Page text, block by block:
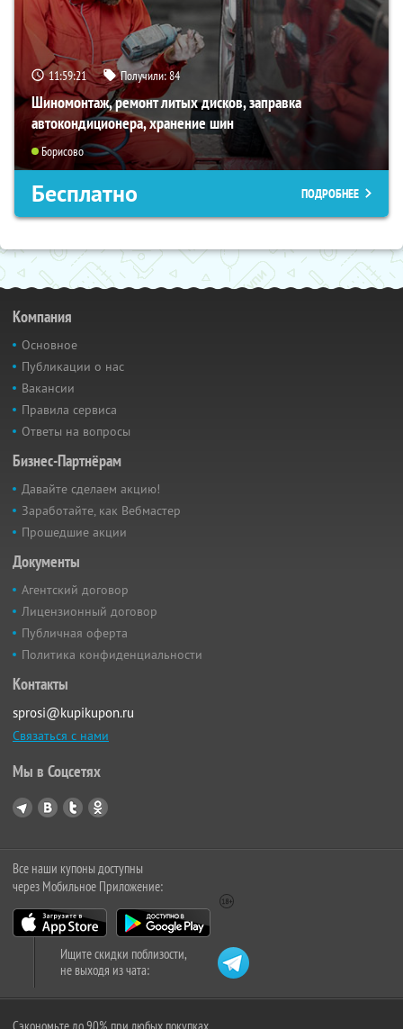
11:59:21 Получили:84
Шиномонтаж, ремонт литых дисков, заправка
автокондиционера, хранение шин
Борисово
Бесплатно ПОДРОБНЕЕ
Компания
Основное
Публикации о нас
Вакансии
Правила сервиса
Ответы на вопросы
Бизнес-Партнёрам
Давайте сделаем акцию!
Заработайте, как Вебмастер
Прошедшие акции
Документы
Агентский договор
Лицензионный договор
Публичная оферта
Политика конфиденциальности
Контакты
sprosi@kupikupon.ru
Связаться с нами
Мы в Соцсетях
Все наши купоны доступны
через Мобильное Приложение:
Ищите скидки поблизости,
не выходя из чата: